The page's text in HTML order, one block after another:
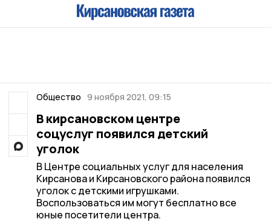
Общество 9 ноября 2021, 09:15
В кирсановском центре
соцуслуг появился детский
уголок
В Центре социальных услуг для населения
Кирсанова и Кирсановского района появился
уголок с детскими игрушками.
Воспользоваться им могут бесплатно все
юные посетители центра.